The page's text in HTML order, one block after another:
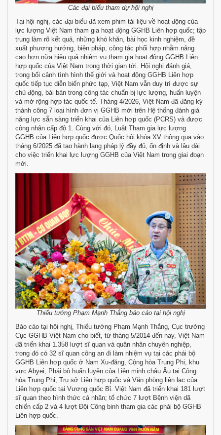
Các đại biểu tham dự hội nghị
Tại hội nghị, các đại biểu đã xem phim tài liệu về hoạt động của
lực lượng Việt Nam tham gia hoạt động GGHB Liên hợp quốc; tập
trung làm rõ kết quả, những khó khăn, bài học kinh nghiệm, đề
xuất phương hướng, biện pháp, công tác phối hợp nhằm nâng
cao hơn nữa hiệu quả nhiệm vụ tham gia hoạt động GGHB Liên
hợp quốc của Việt Nam trong thời gian tới. Hội nghị đánh giá,
trong bối cảnh tình hình thế giới và hoạt động GGHB Liên hợp
quốc tiếp tục diễn biến phức tạp, Việt Nam vẫn duy trì được sự
chủ động, bài bản trong công tác chuẩn bị lực lượng, huấn luyện
và mở rộng hợp tác quốc tế. Tháng 4/2026, Việt Nam đã đăng ký
thành công 7 loại hình đơn vị GGHB mới trên Hệ thống đánh giá
năng lực sẵn sàng triển khai của Liên hợp quốc (PCRS) và được
công nhận cấp độ 1. Cùng với đó, Luật Tham gia lực lượng
GGHB của Liên hợp quốc được Quốc hội khóa XV thông qua vào
tháng 6/2025 đã tạo hành lang pháp lý đầy đủ, ổn định và lâu dài
cho việc triển khai lực lượng GGHB của Việt Nam trong giai đoạn
mới.
Thiếu tướng Phạm Mạnh Thắng báo cáo tại hội nghị
Báo cáo tại hội nghị, Thiếu tướng Phạm Mạnh Thắng, Cục trưởng
Cục GGHB Việt Nam cho biết, từ tháng 5/2014 đến nay, Việt Nam
đã triển khai 1.358 lượt sĩ quan và quân nhân chuyên nghiệp,
trong đó có 32 sĩ quan công an đi làm nhiệm vụ tại các phái bộ
GGHB Liên hợp quốc ở Nam Xu-đăng, Cộng hòa Trung Phi, khu
vực Abyei, Phái bộ huấn luyện của Liên minh châu Âu tại Cộng
hòa Trung Phi, Trụ sở Liên hợp quốc và Văn phòng liên lạc của
Liên hợp quốc tại Vương quốc Bỉ. Việt Nam đã triển khai 181 lượt
sĩ quan theo hình thức cá nhân; tổ chức 7 lượt Bệnh viện dã
chiến cấp 2 và 4 lượt Đội Công binh tham gia các phái bộ GGHB
Liên hợp quốc.